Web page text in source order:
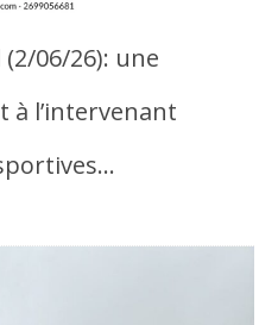
06/26): une
l’intervenant